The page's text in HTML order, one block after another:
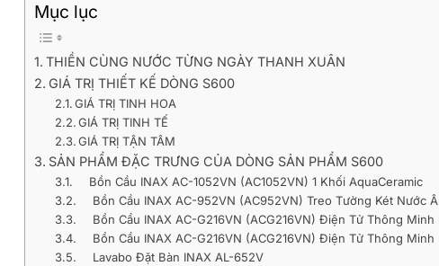
Mục lục
THIỀN CÙNG NƯỚC TỪNG NGÀY THANH XUÂN
GIÁ TRỊ THIẾT KẾ DÒNG S600
GIÁ TRỊ TINH HOA
GIÁ TRỊ TINH TẾ
GIÁ TRỊ TẬN TÂM
SẢN PHẨM ĐẶC TRƯNG CỦA DÒNG SẢN PHẨM S600
Bồn Cầu INAX AC-1052VN (AC1052VN) 1 Khối AquaCeramic
Bồn Cầu INAX AC-952VN (AC952VN) Treo Tường Két Nước
Bồn Cầu INAX AC-G216VN (ACG216VN) Điện Tử Thông
Bồn Cầu INAX AC-G216VN (ACG216VN) Điện Tử Thông Minh
Lavabo Đặt Bàn INAX AL-652V